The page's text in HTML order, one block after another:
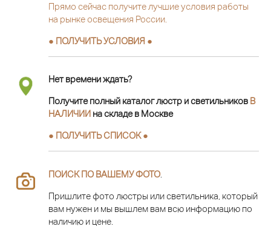
Прямо сейчас получите лучшие условия работы
на рынке освещения России.
● ПОЛУЧИТЬ УСЛОВИЯ ●
Нет времени ждать?
Получите полный каталог люстр и светильников В
НАЛИЧИИ на складе в Москве
● ПОЛУЧИТЬ СПИСОК ●
ПОИСК ПО ВАШЕМУ ФОТО
Пришлите фото люстры или светильника, который
вам нужен и мы вышлем вам всю информацию по
наличию и цене.